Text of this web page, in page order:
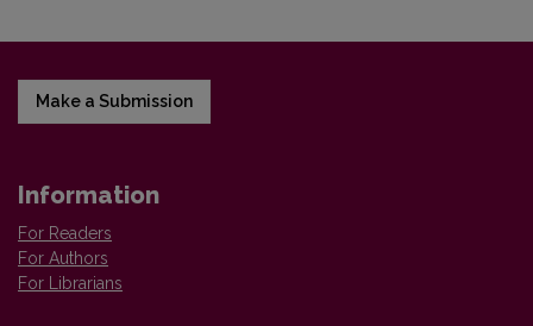
Make a Submission
Information
For Readers
For Authors
For Librarians